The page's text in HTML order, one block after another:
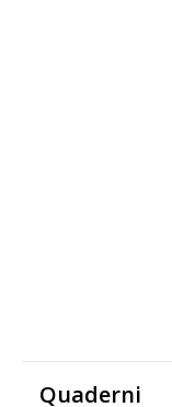
Quaderni